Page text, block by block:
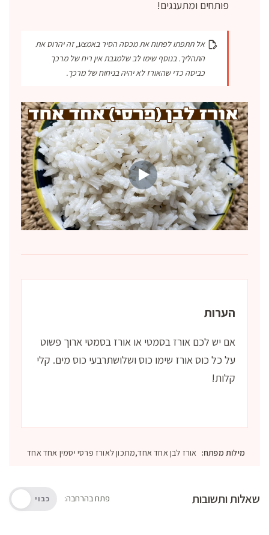
פותחים ומתענגים!
אל תתפתו לפתוח את מכסה הסיר באמצע, זה יהרוס את
התהליך. בנוסף שימו לב שלמגבת אין ריח של מרכך
כביסה כדי שהאורז לא יהיה בניחוח של מרכך.
הערות
אם יש לכם אורז בסמטי או אורז בסמטי ארוך פשוט
על כל כוס אורז שימו כוס ושלושתרבעי כוס מים. קלי
קלות!
מילות מפתח: אורז לבן אחד אחד,מתכון לאורז פרסי יסמין אחד אחד
שאלות ותשובות פתח בהרחבה: כבוי